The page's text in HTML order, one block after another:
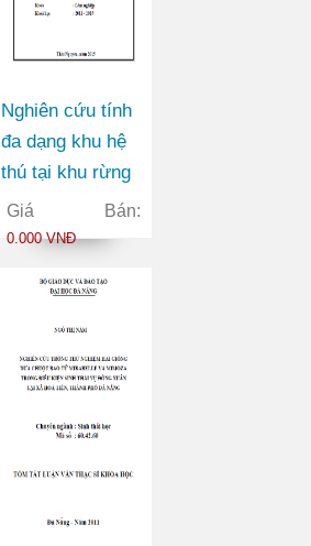
Nghiên cứu tính
đa dạng khu hệ
thú tại khu rừng
đặc dụng Cham
Chu làm cở đề
bảo tồn
Giá Bán:
0.000 VNĐ